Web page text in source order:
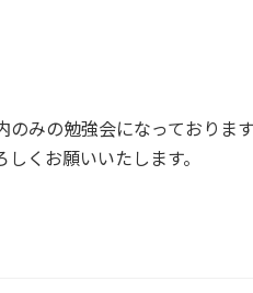
みの勉強会になっておりま
くお願いいたします。